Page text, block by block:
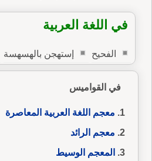
في اللغة العربية
الفحيح إستهجن بالهسهسة
في القواميس
معجم اللغة العربية المعاصرة
معجم الرائد
المعجم الوسيط